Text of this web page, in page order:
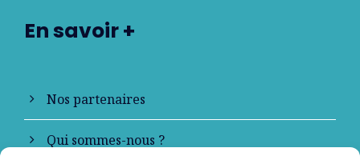
En savoir +
Nos partenaires
Qui sommes-nous ?